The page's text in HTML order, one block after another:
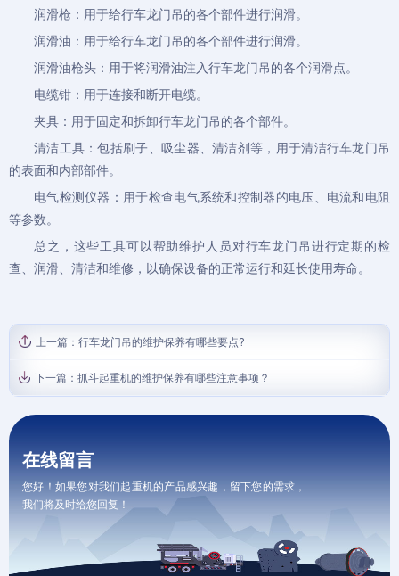
润滑枪：用于给行车龙门吊的各个部件进行润滑。
润滑油：用于给行车龙门吊的各个部件进行润滑。
润滑油枪头：用于将润滑油注入行车龙门吊的各个润滑点。
电缆钳：用于连接和断开电缆。
夹具：用于固定和拆卸行车龙门吊的各个部件。
清洁工具：包括刷子、吸尘器、清洁剂等，用于清洁行车龙门吊
的表面和内部部件。
电气检测仪器：用于检查电气系统和控制器的电压、电流和电阻
等参数。
总之，这些工具可以帮助维护人员对行车龙门吊进行定期的检
查、润滑、清洁和维修，以确保设备的正常运行和延长使用寿命。
上一篇： 行车龙门吊的维护保养有哪些要点?
下一篇： 抓斗起重机的维护保养有哪些注意事项？
在线留言
您好！如果您对我们起重机的产品感兴趣，留下您的需求，
我们将及时给您回复！